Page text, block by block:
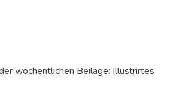
wöchentlichen Beilage: Illustrirtes